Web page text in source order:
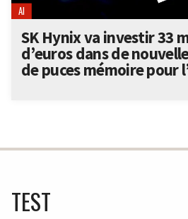
AI
SK Hynix va investir 33
d’euros dans de
de puces mémoire pour
TEST